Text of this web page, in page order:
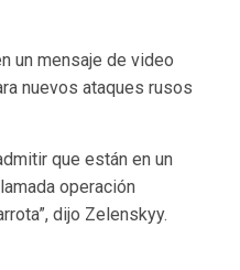
un mensaje de video
nuevos ataques rusos
que están en un
operación
dijo Zelenskyy.